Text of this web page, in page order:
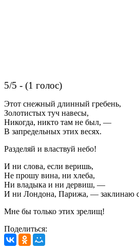
5/5 - (1 голос)
Этот снежный длинный гребень,
Золотистых туч навесы,
Никогда, никто там не был, —
В запредельных этих весях.
Разделяй и властвуй небо!
И ни слова, если веришь,
Не прошу вина, ни хлеба,
Ни владыка и ни дервиш, —
И ни Лондона, Парижа, — заклинаю
Мне бы только этих зрелищ!
Поделиться: